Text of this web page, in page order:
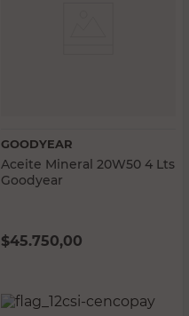
GOODYEAR
Aceite Mineral 20W50 4 Lts
Goodyear
$45.750,00